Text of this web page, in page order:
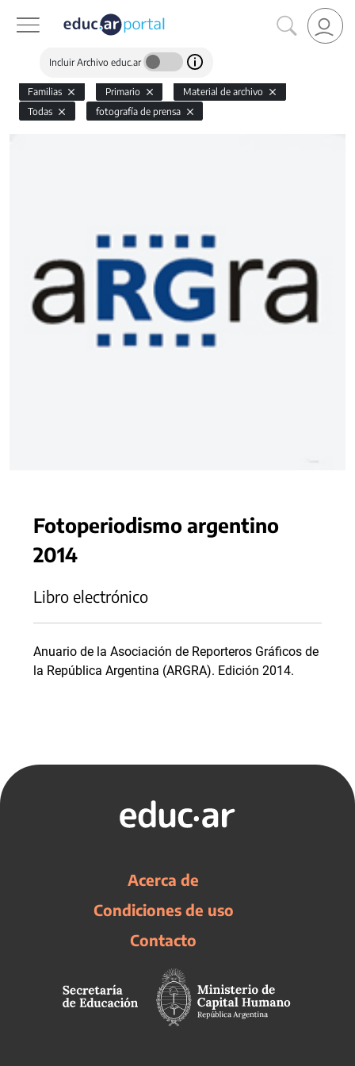
Incluir Archivo educ.ar
Familias Primario
Material de archivo
Todas
fotografía de prensa
Fotoperiodismo argentino
2014
Libro electrónico
Anuario de la Asociación de Reporteros Gráficos de
la República Argentina (ARGRA). Edición 2014.
Acerca de
Condiciones de uso
Contacto